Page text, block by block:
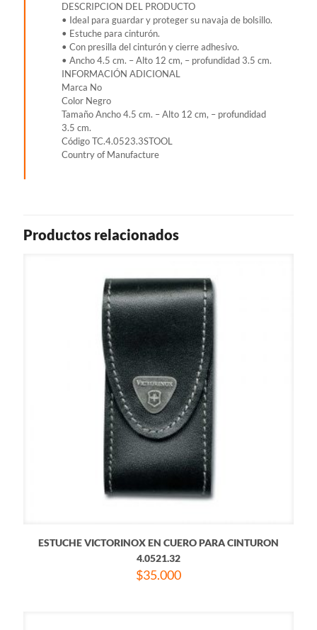
DESCRIPCION DEL PRODUCTO
• Ideal para guardar y proteger su navaja de bolsillo.
• Estuche para cinturón.
• Con presilla del cinturón y cierre adhesivo.
• Ancho 4.5 cm. – Alto 12 cm, – profundidad 3.5 cm.
INFORMACIÓN ADICIONAL
Marca No
Color Negro
Tamaño Ancho 4.5 cm. – Alto 12 cm, – profundidad
3.5 cm.
Código TC.4.0523.3STOOL
Country of Manufacture
Productos relacionados
ESTUCHE VICTORINOX EN CUERO PARA CINTURON
4.0521.32
$35.000